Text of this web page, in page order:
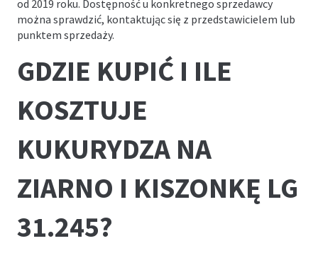
od 2019 roku. Dostępność u konkretnego sprzedawcy
można sprawdzić, kontaktując się z przedstawicielem lub
punktem sprzedaży.
GDZIE KUPIĆ I ILE
KOSZTUJE
KUKURYDZA NA
ZIARNO I KISZONKĘ LG
31.245?